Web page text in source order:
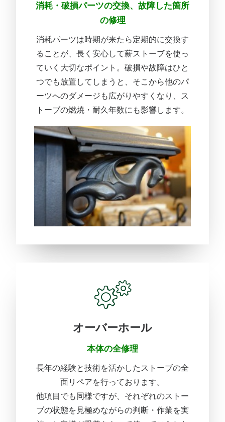
消耗・破損パーツの交換、故障した箇所
の修理
消耗パーツは時期が来たら定期的に交換す
ることが、 長く安心して薪ストーブを使っ
ていく大切なポイント。 破損や故障はひと
つでも放置してしまうと、そこから他のパ
ーツへのダメージも広がりやすくなり、ス
トーブの燃焼・耐久年数にも影響します。
オーバーホール
本体の全修理
長年の経験と技術を活かしたストーブの全
面リペアを行っておりま す。
他項目でも同様ですが、 それぞれのストー
ブの状態を見極めながらの判断・作業を実